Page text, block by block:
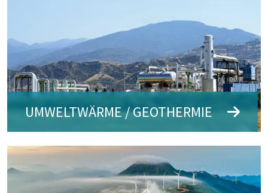
UMWELTWÄRME / GEOTHERMIE